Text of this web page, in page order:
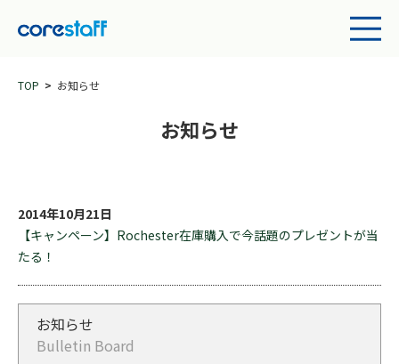
TOP お知らせ
お知らせ
2014年10月21日
【キャンペーン】Rochester在庫購入で今話題のプレゼントが当
たる！
お知らせ
Bulletin Board